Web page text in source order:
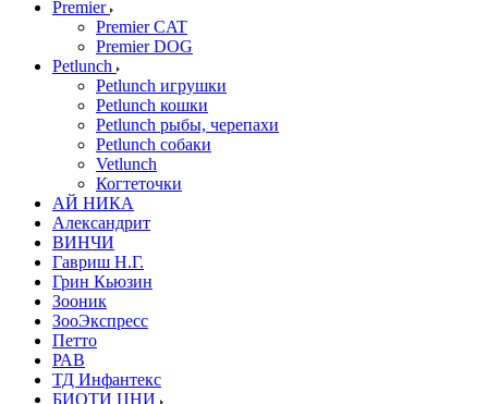
Premier
Premier CAT
Premier DOG
Petlunch
Petlunch игрушки
Petlunch кошки
Petlunch рыбы, черепахи
Petlunch собаки
Vetlunch
Когтеточки
АЙ НИКА
Александрит
ВИНЧИ
Гавриш Н.Г.
Грин Кьюзин
Зооник
ЗооЭкспресс
Петто
РАВ
ТД Инфантекс
БИОТИ ЦНИ